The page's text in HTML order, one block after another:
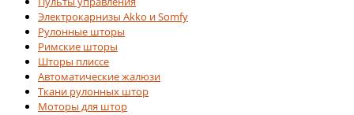
Электрокарнизы Akko и Somfy
Рулонные шторы
Римские шторы
Шторы плиссе
Автоматические жалюзи
Ткани рулонных штор
Моторы для штор